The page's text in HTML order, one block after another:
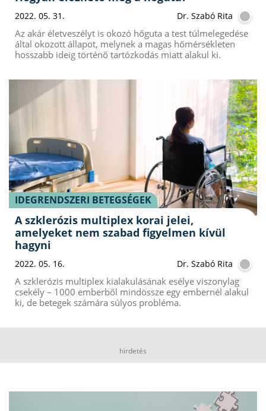
2022. 05. 31. Dr. Szabó Rita
Az akár életveszélyt is okozó hőguta a test túlmelegedése
által okozott állapot, melynek a magas hőmérsékleten
hosszabb ideig történő tartózkodás miatt alakul ki.
IDEGRENDSZERI BETEGSÉGEK
A szklerózis multiplex korai jelei,
amelyeket nem szabad figyelmen kívül
hagyni
2022. 05. 16. Dr. Szabó Rita
A szklerózis multiplex kialakulásának esélye viszonylag
csekély – 1000 emberből mindössze egy embernél alakul
ki, de betegek számára súlyos probléma.
hirdetés